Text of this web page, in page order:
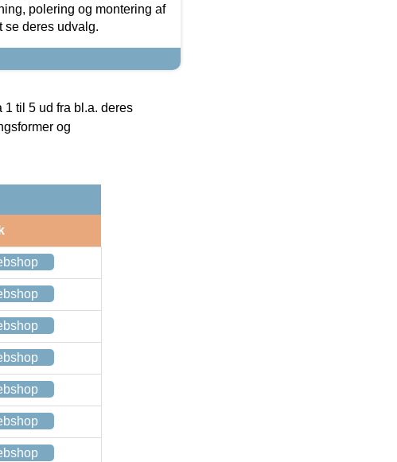
polering og montering af
se deres udvalg.
til 5 ud fra bl.a. deres
og